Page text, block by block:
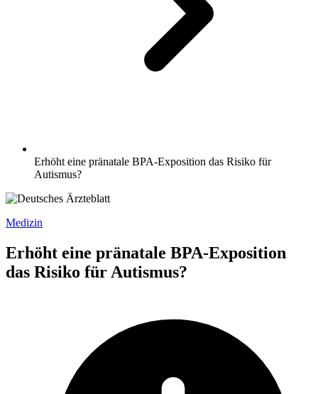
Erhöht eine pränatale BPA-Exposition das Risiko für
Autismus?
Medizin
Erhöht eine pränatale BPA-Exposition
das Risiko für Autismus?